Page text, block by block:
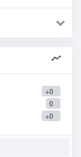
+0
0
+0